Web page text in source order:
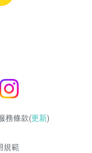
務條款(更新)
規範